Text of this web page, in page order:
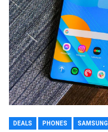
DEALS PHONES